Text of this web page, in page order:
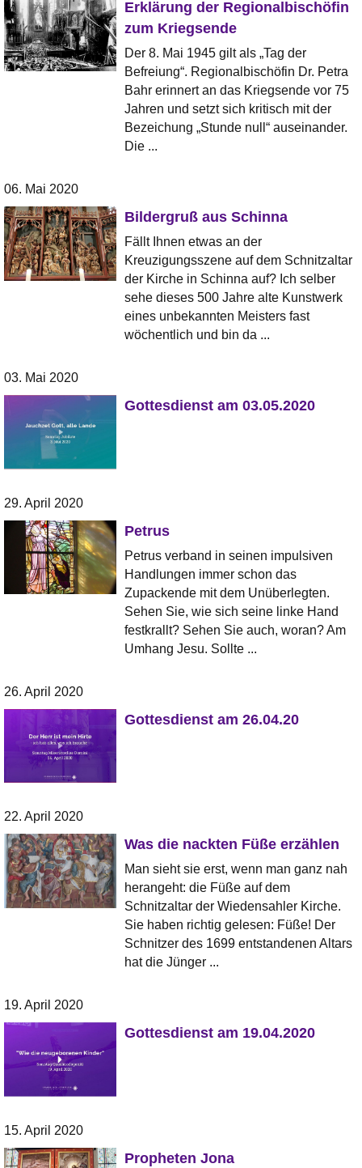
Erklärung der Regionalbischöfin
zum Kriegsende
Der 8. Mai 1945 gilt als „Tag der
Befreiung“. Regionalbischöfin Dr. Petra
Bahr erinnert an das Kriegsende vor 75
Jahren und setzt sich kritisch mit der
Bezeichung „Stunde null“ auseinander.
Die ...
06. Mai 2020
Bildergruß aus Schinna
Fällt Ihnen etwas an der
Kreuzigungsszene auf dem Schnitzaltar
der Kirche in Schinna auf? Ich selber
sehe dieses 500 Jahre alte Kunstwerk
eines unbekannten Meisters fast
wöchentlich und bin da ...
03. Mai 2020
Gottesdienst am 03.05.2020
29. April 2020
Petrus
Petrus verband in seinen impulsiven
Handlungen immer schon das
Zupackende mit dem Unüberlegten.
Sehen Sie, wie sich seine linke Hand
festkrallt? Sehen Sie auch, woran? Am
Umhang Jesu. Sollte ...
26. April 2020
Gottesdienst am 26.04.20
22. April 2020
Was die nackten Füße erzählen
Man sieht sie erst, wenn man ganz nah
herangeht: die Füße auf dem
Schnitzaltar der Wiedensahler Kirche.
Sie haben richtig gelesen: Füße! Der
Schnitzer des 1699 entstandenen Altars
hat die Jünger ...
19. April 2020
Gottesdienst am 19.04.2020
15. April 2020
Propheten Jona